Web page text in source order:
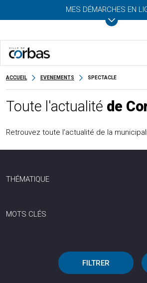
MES DÉMARCHES EN
ACCUEIL EVENEMENTS SPECTACLE
Toute l'actualité de
Retrouvez toute l’actualité de la
THÉMATIQUE
MOTS CLÉS
FILTRER